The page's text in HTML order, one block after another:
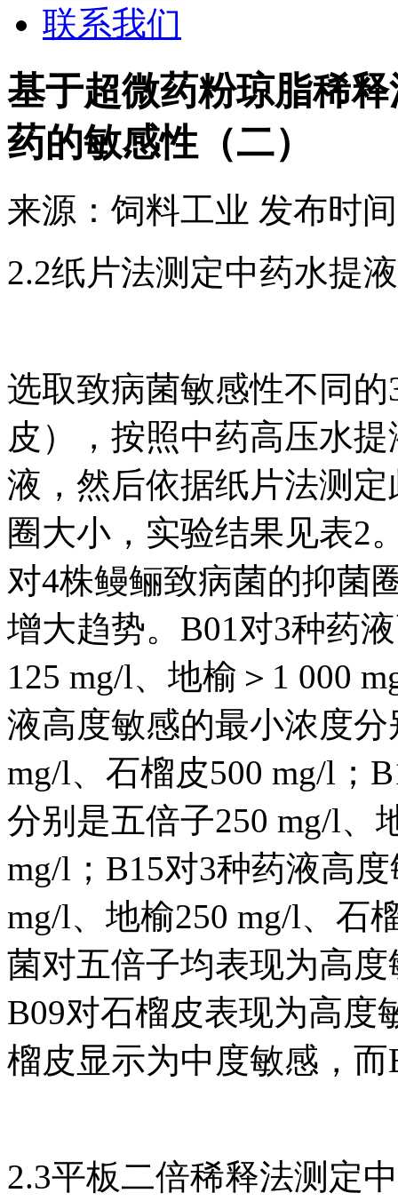
联系我们
基于超微药粉琼脂稀
药的敏感性（二）
来源： 饲料工业 发布时
2.2纸片法测定中药水提
选取致病菌敏感性不同
皮），按照中药高压水
液，然后依据纸片法测
圈大小，实验结果见表2
对4株鳗鲡致病菌的抑菌
增大趋势。B01对3种药
125 mg/l、地榆＞1 000
液高度敏感的最小浓度
mg/l、石榴皮500 mg/l；
分别是五倍子250 mg/l、
mg/l；B15对3种药液高
mg/l、地榆250 mg/l、石
菌对五倍子均表现为高
B09对石榴皮表现为高度
榴皮显示为中度敏感，
2.3平板二倍稀释法测定